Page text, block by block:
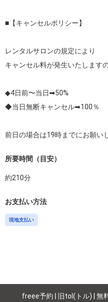
■【キャンセルポリシー】
レンタルサロンの規定により
キャンセル料が発生いたします
◆4日前〜当日➡︎50%
◆当日無断キャンセル➡︎100％
所要時間（目安）
約210分
お支払い方法
現地支払い
freee予約 | 旧tol(トル) | 無